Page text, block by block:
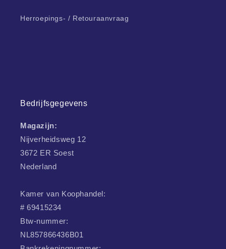
Herroepings- / Retouraanvraag
Bedrijfsgegevens
Magazijn:
Nijverheidsweg 12
3672 ER Soest
Nederland
Kamer van Koophandel:
# 69415234
Btw-nummer:
NL857866436B01